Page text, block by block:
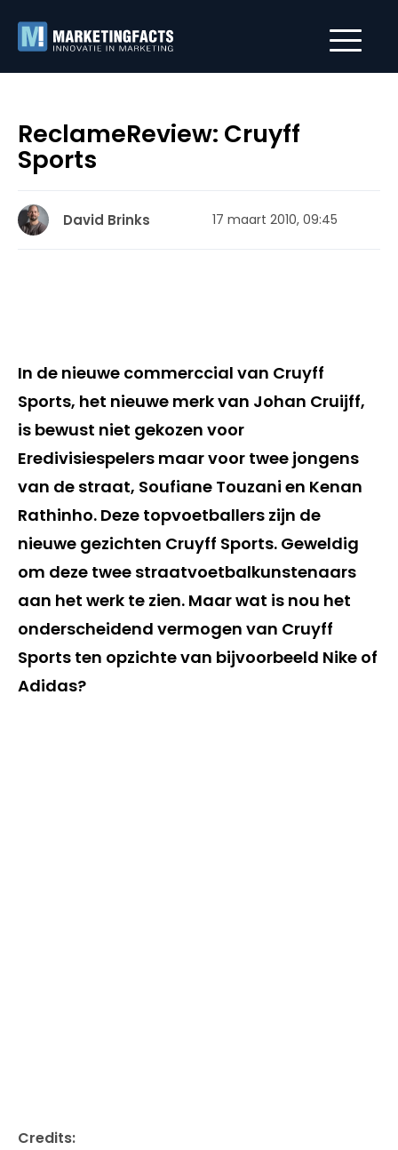
ReclameReview: Cruyff
Sports
David Brinks 17 maart 2010, 09:45
In de nieuwe commerccial van Cruyff
Sports, het nieuwe merk van Johan Cruijff,
is bewust niet gekozen voor
Eredivisiespelers maar voor twee jongens
van de straat, Soufiane Touzani en Kenan
Rathinho. Deze topvoetballers zijn de
nieuwe gezichten Cruyff Sports. Geweldig
om deze twee straatvoetbalkunstenaars
aan het werk te zien. Maar wat is nou het
onderscheidend vermogen van Cruyff
Sports ten opzichte van bijvoorbeeld Nike of
Adidas?
Credits: